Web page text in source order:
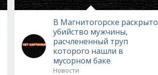
В Магнитогорске раскрыто
убийство мужчины,
расчлененный труп
которого нашли в
мусорном баке
Новости